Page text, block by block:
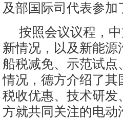
及部国际司代表参加
按照会议议程，
新情况，以及新能
船税减免、示范试
情况，德方介绍了
税收优惠、技术研
方就共同关注的电